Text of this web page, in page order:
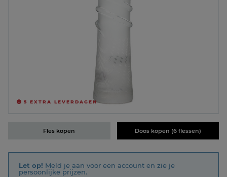
5 EXTRA LEVERDAGEN
Fles kopen Doos kopen (6 flessen)
Let op! Meld je aan voor een account en zie je
persoonlijke prijzen.